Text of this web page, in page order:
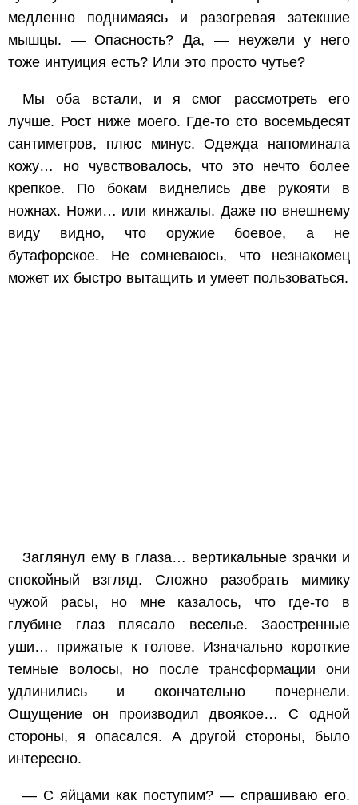
медленно поднимаясь и разогревая затекшие
мышцы. — Опасность? Да, — неужели у него
тоже интуиция есть? Или это просто чутье?
Мы оба встали, и я смог рассмотреть его
лучше. Рост ниже моего. Где-то сто восемьдесят
сантиметров, плюс минус. Одежда напоминала
кожу… но чувствовалось, что это нечто более
крепкое. По бокам виднелись две рукояти в
ножнах. Ножи… или кинжалы. Даже по внешнему
виду видно, что оружие боевое, а не
бутафорское. Не сомневаюсь, что незнакомец
может их быстро вытащить и умеет пользоваться.
Заглянул ему в глаза… вертикальные зрачки и
спокойный взгляд. Сложно разобрать мимику
чужой расы, но мне казалось, что где-то в
глубине глаз плясало веселье. Заостренные
уши… прижатые к голове. Изначально короткие
темные волосы, но после трансформации они
удлинились и окончательно почернели.
Ощущение он производил двоякое… С одной
стороны, я опасался. А другой стороны, было
интересно.
— С яйцами как поступим? — спрашиваю его.